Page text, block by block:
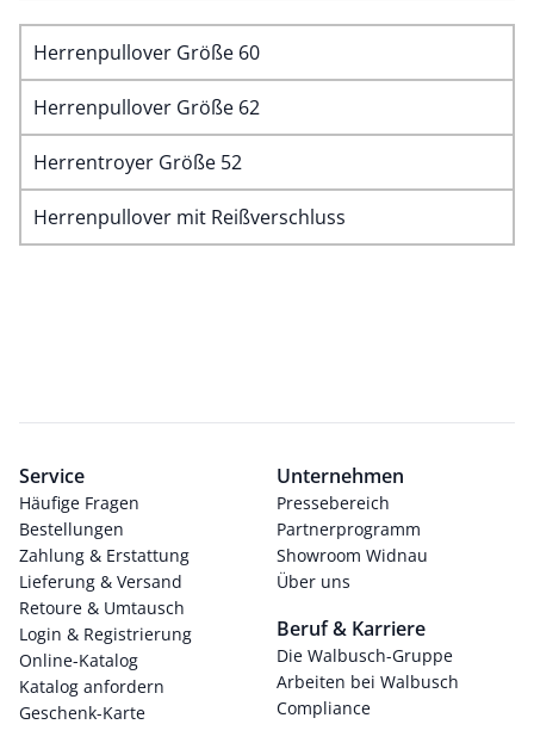
Herrenpullover Größe 60
Herrenpullover Größe 62
Herrentroyer Größe 52
Herrenpullover mit Reißverschluss
Service
Häufige Fragen
Bestellungen
Zahlung & Erstattung
Lieferung & Versand
Retoure & Umtausch
Login & Registrierung
Online-Katalog
Katalog anfordern
Geschenk-Karte
Unternehmen
Pressebereich
Partnerprogramm
Showroom Widnau
Über uns
Beruf & Karriere
Die Walbusch-Gruppe
Arbeiten bei Walbusch
Compliance